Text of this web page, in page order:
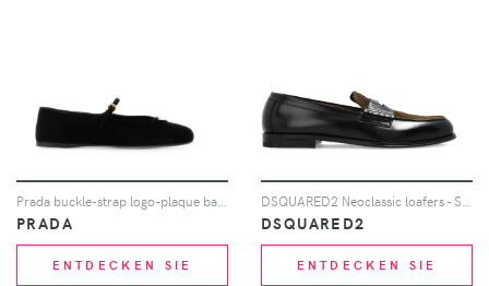
Prada buckle-strap logo-plaque ballet flats - Schwarz
PRADA
ENTDECKEN SIE
DSQUARED2 Neoclassic loafers - Schwarz
DSQUARED2
ENTDECKEN SIE